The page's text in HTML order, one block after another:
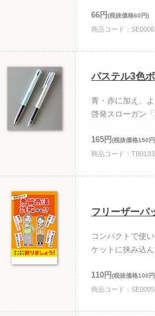
66円(税抜価格60円)
商品コード：
パステル3色
青・赤に加え、
啓発スローガン
165円(税抜価格150
商品コード：
フリーザーパ
コンパクトで使
ケットに挟み込ん
110円(税抜価格100
商品コード：